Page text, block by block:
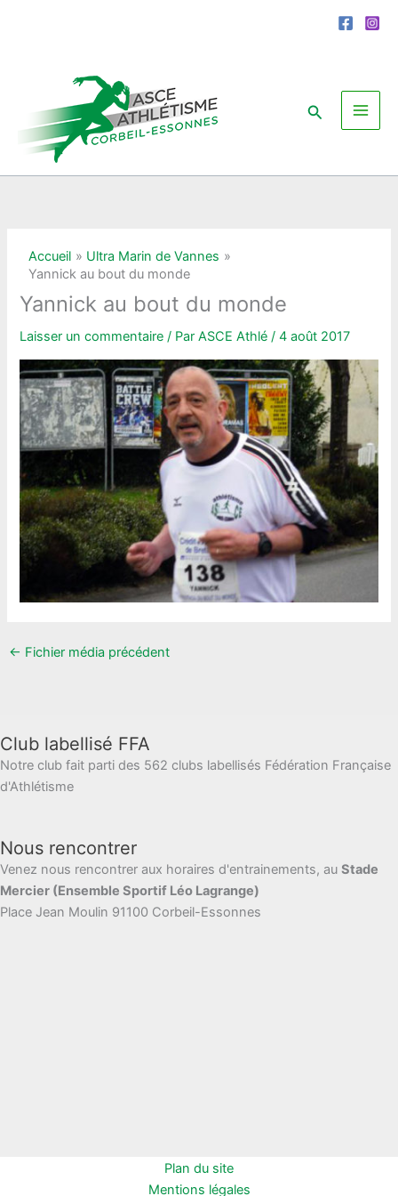
Rechercher
Accueil
Ultra Marin de Vannes
Yannick au bout du monde
Yannick au bout du monde
Laisser un commentaire / ParASCE Athlé/4 août 2017
← Fichier média précédent
Club labellisé FFA
Notre club fait parti des 562 clubs labellisés Fédération Française
d'Athlétisme
Nous rencontrer
Venez nous rencontrer aux horaires d'entrainements, au Stade
Mercier (Ensemble Sportif Léo Lagrange)
Place Jean Moulin 91100 Corbeil-Essonnes
Plan du site
Mentions légales